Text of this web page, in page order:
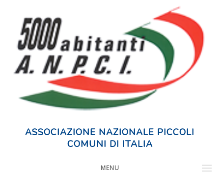
ASSOCIAZIONE NAZIONALE PICCOLI
COMUNI DI ITALIA
MENU